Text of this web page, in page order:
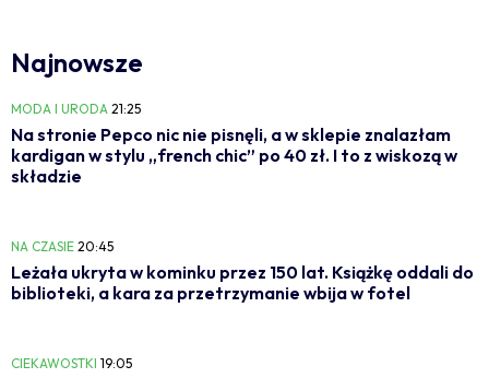
Najnowsze
MODA I URODA 21:25
Na stronie Pepco nic nie pisnęli, a w sklepie znalazłam
kardigan w stylu „french chic” po 40 zł. I to z wiskozą w
składzie
NA CZASIE 20:45
Leżała ukryta w kominku przez 150 lat. Książkę oddali do
biblioteki, a kara za przetrzymanie wbija w fotel
CIEKAWOSTKI 19:05